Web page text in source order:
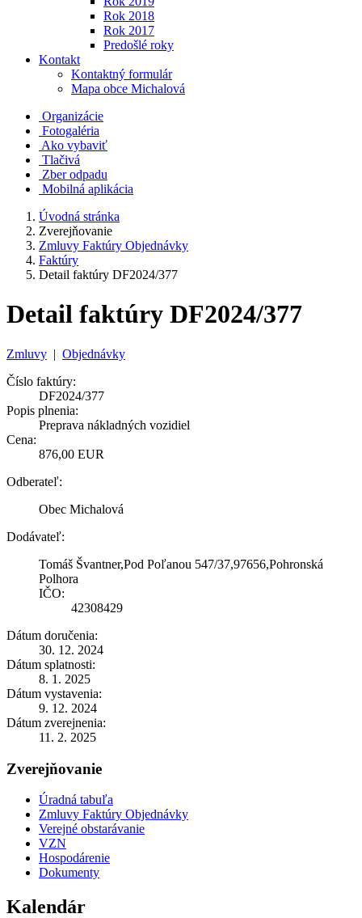
Rok 2018
Rok 2017
Predošlé roky
Kontakt
Kontaktný formulár
Mapa obce Michalová
Organizácie
Fotogaléria
Ako vybaviť
Tlačivá
Zber odpadu
Mobilná aplikácia
Úvodná stránka
Zverejňovanie
Zmluvy Faktúry Objednávky
Faktúry
Detail faktúry DF2024/377
Detail faktúry DF2024/377
Zmluvy | Objednávky
Číslo faktúry:
DF2024/377
Popis plnenia:
Preprava nákladných vozidiel
Cena:
876,00 EUR
Odberateľ:
Obec Michalová
Dodávateľ:
Tomáš Švantner,Pod Poľanou 547/37,97656,Pohronská
Polhora
IČO:
42308429
Dátum doručenia:
30. 12. 2024
Dátum splatnosti:
8. 1. 2025
Dátum vystavenia:
9. 12. 2024
Dátum zverejnenia:
11. 2. 2025
Zverejňovanie
Úradná tabuľa
Zmluvy Faktúry Objednávky
Verejné obstarávanie
VZN
Hospodárenie
Dokumenty
Kalendár